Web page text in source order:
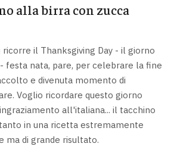
alla birra con zucca
il Thanksgiving Day - il giorno
festa nata, pare, per celebrare la fine
e divenuta momento di
Voglio ricordare questo giorno
all'italiana... il tacchino
in una ricetta estremamente
ma di grande risultato.